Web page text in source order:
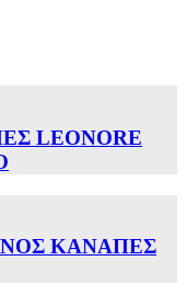
LEONORE
ΚΑΝΑΠΕΣ